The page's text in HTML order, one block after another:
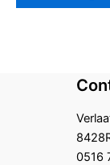
0516